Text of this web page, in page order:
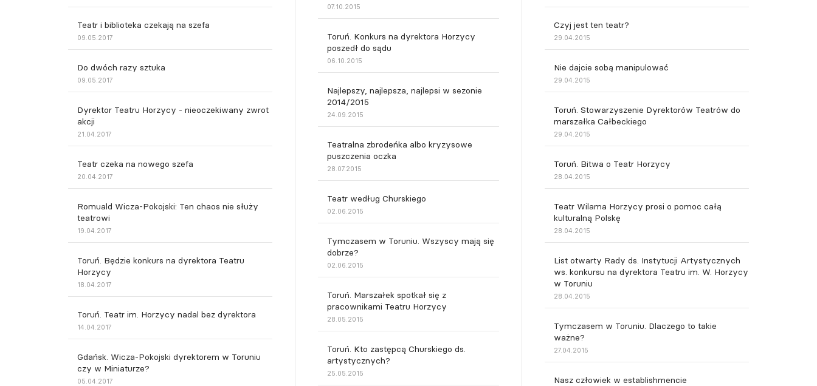
Teatr i biblioteka czekają na szefa
09.05.2017
Do dwóch razy sztuka
09.05.2017
Dyrektor Teatru Horzycy - nieoczekiwany zwrot
akcji
21.04.2017
Teatr czeka na nowego szefa
20.04.2017
Romuald Wicza-Pokojski: Ten chaos nie służy
teatrowi
19.04.2017
Toruń. Będzie konkurs na dyrektora Teatru
Horzycy
18.04.2017
Toruń. Teatr im. Horzycy nadal bez dyrektora
14.04.2017
Gdańsk. Wicza-Pokojski dyrektorem w Toruniu
czy w Miniaturze?
05.04.2017
07.10.2015
Toruń. Konkurs na dyrektora Horzycy
poszedł do sądu
06.10.2015
Najlepszy, najlepsza, najlepsi w sezonie
2014/2015
24.09.2015
Teatralna zbrodeńka albo kryzysowe
puszczenia oczka
28.07.2015
Teatr według Churskiego
02.06.2015
Tymczasem w Toruniu. Wszyscy mają się
dobrze?
02.06.2015
Toruń. Marszałek spotkał się z
pracownikami Teatru Horzycy
28.05.2015
Toruń. Kto zastępcą Churskiego ds.
artystycznych?
25.05.2015
Czyj jest ten teatr?
29.04.2015
Nie dajcie sobą manipulować
29.04.2015
Toruń. Stowarzyszenie Dyrektorów Teatrów do
marszałka Całbeckiego
29.04.2015
Toruń. Bitwa o Teatr Horzycy
28.04.2015
Teatr Wilama Horzycy prosi o pomoc całą
kulturalną Polskę
28.04.2015
List otwarty Rady ds. Instytucji Artystycznych
ws. konkursu na dyrektora Teatru im. W. Horzycy
w Toruniu
28.04.2015
Tymczasem w Toruniu. Dlaczego to takie
ważne?
27.04.2015
Nasz człowiek w establishmencie